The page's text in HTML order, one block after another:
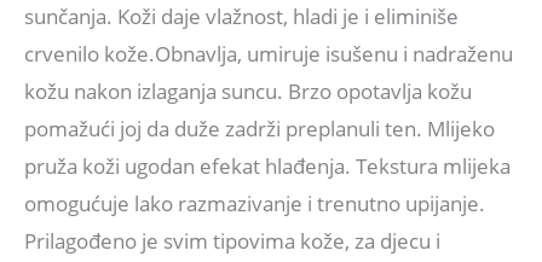
sunčanja. Koži daje vlažnost, hladi je i eliminiše
crvenilo kože.Obnavlja, umiruje isušenu i nadraženu
kožu nakon izlaganja suncu. Brzo opotavlja kožu
pomažući joj da duže zadrži preplanuli ten. Mlijeko
pruža koži ugodan efekat hlađenja. Tekstura mlijeka
omogućuje lako razmazivanje i trenutno upijanje.
Prilagođeno je svim tipovima kože, za djecu i